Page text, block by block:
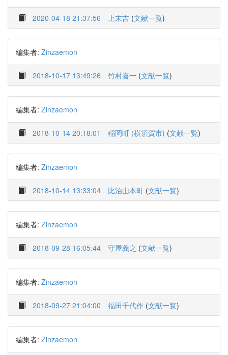
2020-04-18 21:37:56 上末吉 (文献一覧)
編集者: Zinzaemon
2018-10-17 13:49:26 竹村喜一 (文献一覧)
編集者: Zinzaemon
2018-10-14 20:18:01 稲岡町 (横須賀市) (文献一覧)
編集者: Zinzaemon
2018-10-14 13:33:04 比治山本町 (文献一覧)
編集者: Zinzaemon
2018-09-28 16:05:44 守屋義之 (文献一覧)
編集者: Zinzaemon
2018-09-27 21:04:00 福田千代作 (文献一覧)
編集者: Zinzaemon